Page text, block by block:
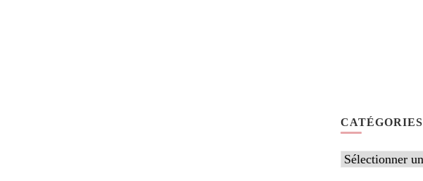
CATÉGORIES
Catégories